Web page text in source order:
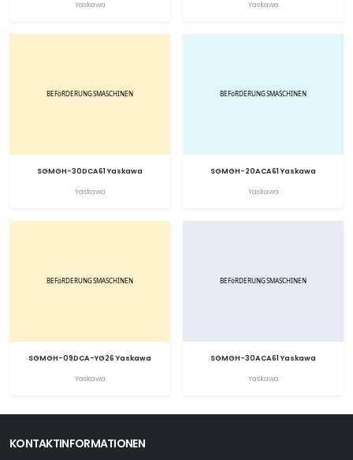
Yaskawa
Yaskawa
SGMGH-30DCA61 Yaskawa
Yaskawa
SGMGH-20ACA61 Yaskawa
Yaskawa
SGMGH-09DCA-YG26 Yaskawa
Yaskawa
SGMGH-30ACA61 Yaskawa
Yaskawa
KONTAKTINFORMATIONEN